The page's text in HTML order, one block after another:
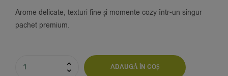
Arome delicate, texturi fine și momente cozy într-un singur
pachet premium.
ADAUGĂ ÎN COȘ